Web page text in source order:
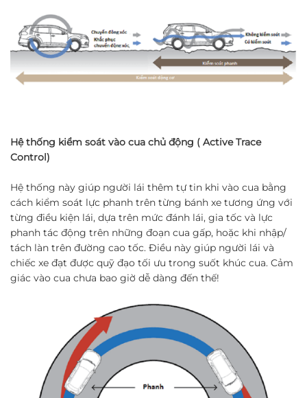
Hệ thống kiểm soát vào cua chủ động ( Active Trace
Control)
Hệ thống này giúp người lái thêm tự tin khi vào cua bằng
cách kiểm soát lực phanh trên từng bánh xe tương ứng với
từng điều kiện lái, dựa trên mức đánh lái, gia tốc và lực
phanh tác động trên những đoạn cua gấp, hoặc khi nhập/
tách làn trên đường cao tốc. Điều này giúp người lái và
chiếc xe đạt được quỹ đạo tối ưu trong suốt khúc cua. Cảm
giác vào cua chưa bao giờ dễ dàng đến thế!